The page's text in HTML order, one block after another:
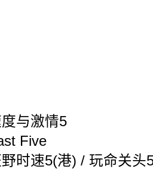
与激情5
Five
时速5(港) / 玩命关头